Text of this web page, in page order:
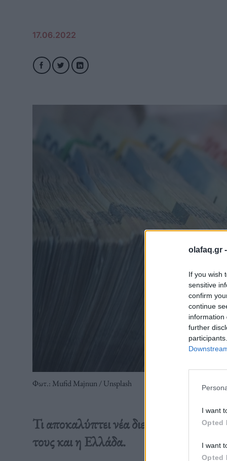
olafaq.gr -
If you wish
sensitive
confirm
continue
information
further
I want
Opted
I want
Opted
17.06.2022
Φωτ.: Mufid Majnun / Unsplash
Τι αποκαλύπτει νέα διεθνής έρευνα
τους και η Ελλάδα.